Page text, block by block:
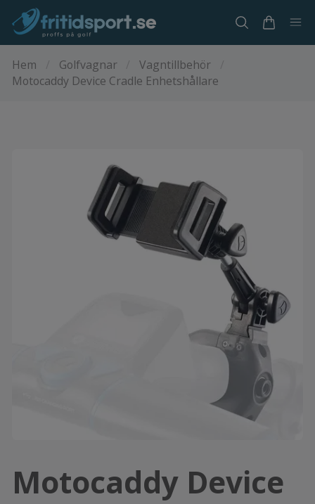
Hem Golfvagnar Vagntillbehör
Motocaddy Device Cradle Enhetshållare
Motocaddy Device